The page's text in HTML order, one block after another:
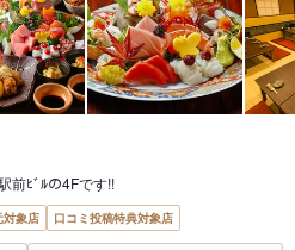
前ﾋﾞﾙの4Fです!!
対象店 口コミ投稿特典対象店